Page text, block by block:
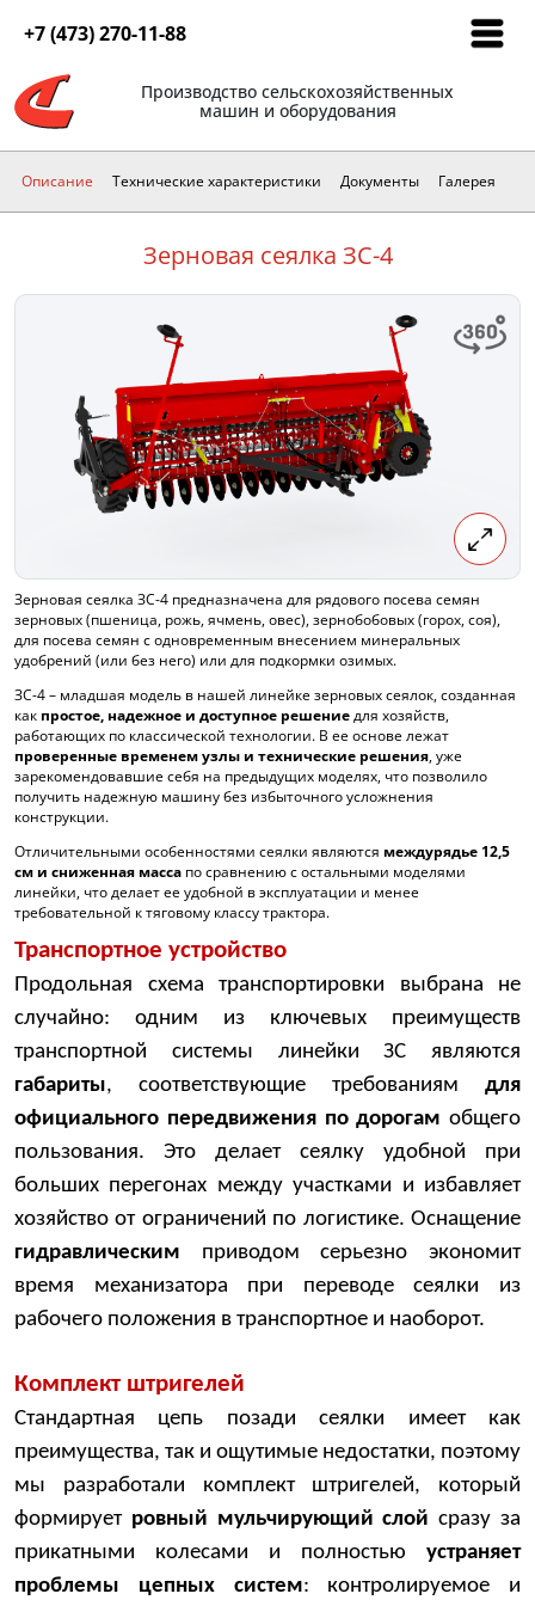
+7 (473) 270-11-88
Производство сельскохозяйственных
машин и оборудования
Описание Технические характеристики Документы Галерея
Зерновая сеялка ЗС-4
Зерновая сеялка ЗС-4 предназначена для рядового посева семян
зерновых (пшеница, рожь, ячмень, овес), зернобобовых (горох, соя),
для посева семян с одновременным внесением минеральных
удобрений (или без него) или для подкормки озимых.
ЗС-4 – младшая модель в нашей линейке зерновых сеялок, созданная
как простое, надежное и доступное решениедля хозяйств,
работающих по классической технологии. В ее основе лежат
проверенные временем узлы и технические решения, уже
зарекомендовавшие себя на предыдущих моделях, что позволило
получить надежную машину без избыточного усложнения
конструкции.
Отличительными особенностями сеялки являются междурядье 12,5
см и сниженная масса по сравнению с остальными моделями
линейки, что делает ее удобной в эксплуатации и менее
требовательной к тяговому классу трактора.
Транспортное устройство
Продольная схема транспортировки выбрана не
случайно: одним из ключевых преимуществ
транспортной системы линейки ЗС являются
габариты, соответствующие требованиям для
официального передвижения по дорогам общего
пользования. Это делает сеялку удобной при
больших перегонах между участками и избавляет
хозяйство от ограничений по логистике. Оснащение
гидравлическим приводом серьезно экономит
время механизатора при переводе сеялки из
рабочего положения в транспортное и наоборот.
Комплект штригелей
Стандартная цепь позади сеялки имеет как
преимущества, так и ощутимые недостатки, поэтому
мы разработали комплект штригелей, который
формирует ровный мульчирующий слой сразу за
прикатными колесами и полностью устраняет
проблемы цепных систем: контролируемое и